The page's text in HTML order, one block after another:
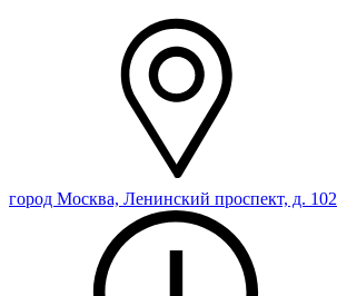
город Москва, Ленинский проспект, д. 102